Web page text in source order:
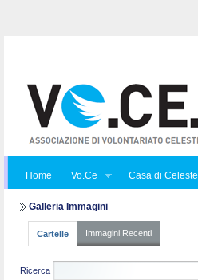
Home Vo.Ce Casa di Celeste
Galleria Immagini
Cartelle Immagini Recenti
Ricerca